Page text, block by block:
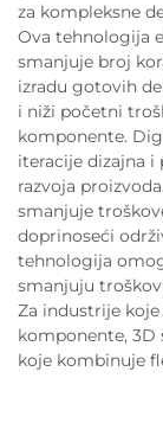
za kompleksne
Ova tehnologija
smanjuje broj
izradu gotovih
i niži početni
komponente.
iteracije dizajna i
razvoja
smanjuje
doprinoseći
tehnologija
smanjuju
Za industrije
komponente,
koje kombinuje